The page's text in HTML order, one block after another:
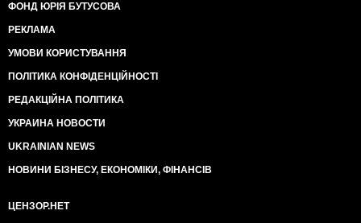
ФОНД ЮРІЯ БУТУСОВА
РЕКЛАМА
УМОВИ КОРИСТУВАННЯ
ПОЛІТИКА КОНФІДЕНЦІЙНОСТІ
РЕДАКЦІЙНА ПОЛІТИКА
УКРАИНА НОВОСТИ
UKRAINIAN NEWS
НОВИНИ БІЗНЕСУ, ЕКОНОМІКИ, ФІНАНСІВ
ЦЕНЗОР.НЕТ